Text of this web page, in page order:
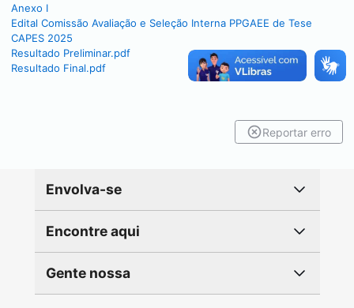
Anexo I
Edital Comissão Avaliação e Seleção Interna PPGAEE de Tese
CAPES 2025
Resultado Preliminar.pdf
Resultado Final.pdf
Reportar erro
Envolva-se
Encontre aqui
Gente nossa